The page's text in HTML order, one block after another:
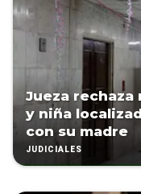
Jueza
y niña
con su madre
JUDICIALES